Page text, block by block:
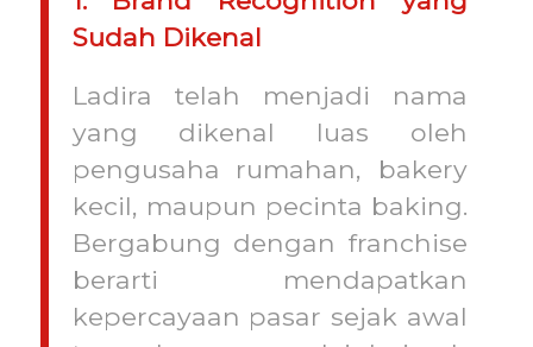
Sudah Dikenal
Ladira telah menjadi nama
yang dikenal luas oleh
pengusaha rumahan, bakery
kecil, maupun pecinta baking.
Bergabung dengan franchise
berarti mendapatkan
kepercayaan pasar sejak awal